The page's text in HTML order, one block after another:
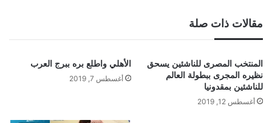
مقالات ذات صلة
المنتخب المصرى للناشئين يسحق
نظيره المجرى ببطولة العالم
للناشئين بمقدونيا
أغسطس 12, 2019
الأهلي واطلع بره ببرج العرب
أغسطس 7, 2019